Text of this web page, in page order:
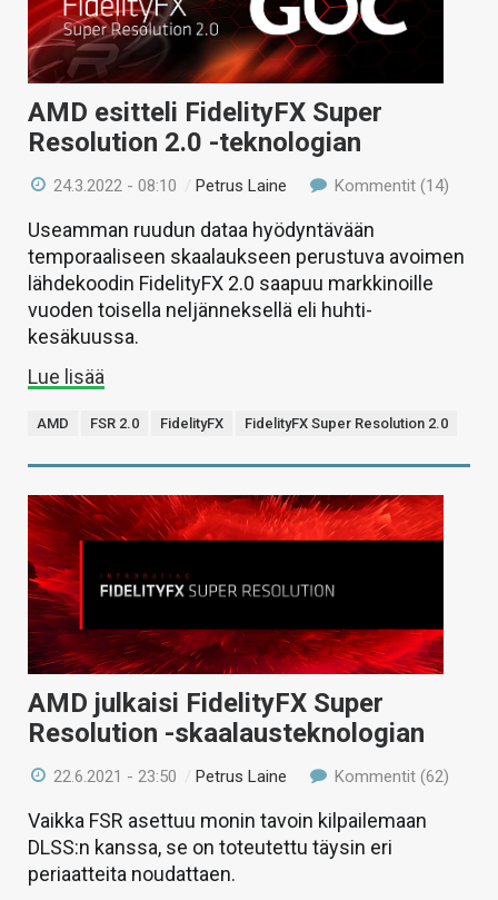
AMD esitteli FidelityFX Super
Resolution 2.0 -teknologian
24.3.2022 - 08:10 / Petrus Laine Kommentit (14)
Useamman ruudun dataa hyödyntävään
temporaaliseen skaalaukseen perustuva avoimen
lähdekoodin FidelityFX 2.0 saapuu markkinoille
vuoden toisella neljänneksellä eli huhti-
kesäkuussa.
Lue lisää
AMD FSR 2.0 FidelityFX FidelityFX Super Resolution 2.0
AMD julkaisi FidelityFX Super
Resolution -skaalausteknologian
22.6.2021 - 23:50 /Petrus Laine Kommentit (62)
Vaikka FSR asettuu monin tavoin kilpailemaan
DLSS:n kanssa, se on toteutettu täysin eri
periaatteita noudattaen.